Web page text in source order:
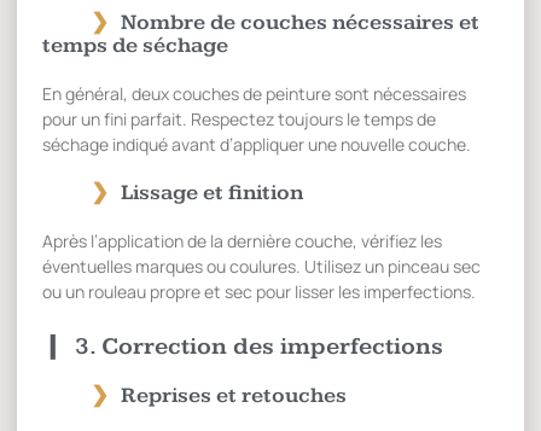
Nombre de couches nécessaires et
temps de séchage
En général, deux couches de peinture sont nécessaires
pour un fini parfait. Respectez toujours le temps de
séchage indiqué avant d’appliquer une nouvelle couche.
Lissage et finition
Après l’application de la dernière couche, vérifiez les
éventuelles marques ou coulures. Utilisez un pinceau sec
ou un rouleau propre et sec pour lisser les imperfections.
3. Correction des imperfections
Reprises et retouches